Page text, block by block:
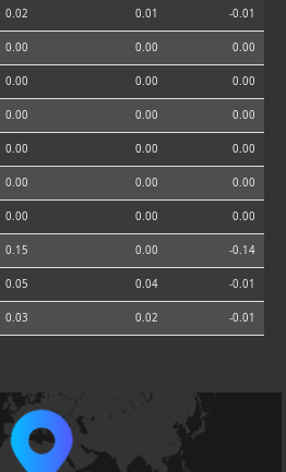
0.02 0.01 -0.01
0.00 0.00 0.00
0.00 0.00 0.00
0.00 0.00 0.00
0.00 0.00 0.00
0.00 0.00 0.00
0.00 0.00 0.00
0.15 0.00 -0.14
0.05 0.04 -0.01
0.03 0.02 -0.01